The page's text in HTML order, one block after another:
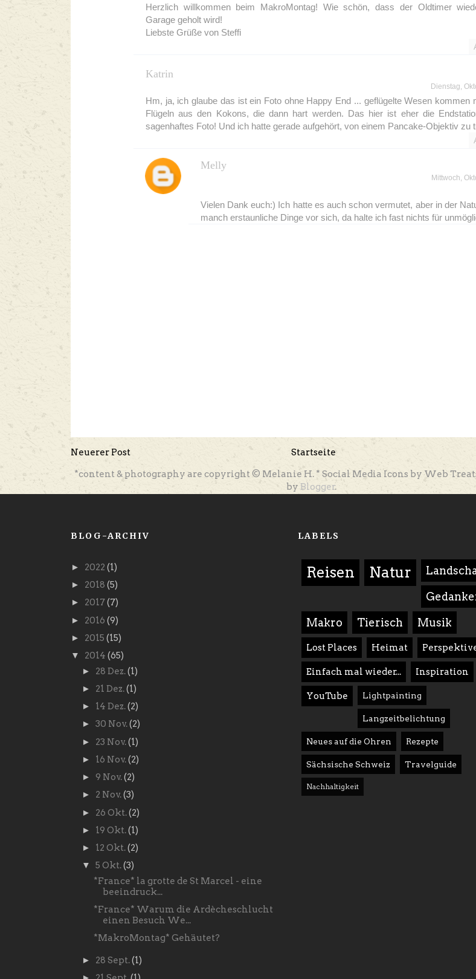
Herzlich willkommen beim MakroMontag! Wie schön, dass der Oldtimer
Garage geholt wird!
Liebste Grüße von Steffi
Katrin
Dienstag,
Hm, ja, ich glaube das ist ein Foto ohne Happy End ... geflügelte Wesen kommen
Flügeln aus den Kokons, die dann hart werden. Das hier ist eher die
sagenhaftes Foto! Und ich hatte gerade aufgehört, von einem Pancake-Objektiv zu
Melly
Mittwoch,
Vielen Dank euch:) Ich hatte es auch schon vermutet, aber in der
manch erstaunliche Dinge vor sich, da halte ich fast nichts für
Neuerer Post
Startseite
*content & photography are copyright © Melanie H. * Social Media Icons by Web
by Blogger.
BLOG-ARCHIV
► 2022 (1)
► 2018 (5)
► 2017(7)
► 2016 (9)
► 2015 (15)
▼ 2014 (65)
► 28 Dez.(1)
► 21 Dez.(1)
► 14 Dez.(2)
► 30 Nov.(2)
► 23 Nov.(1)
► 16 Nov.(2)
► 9 Nov.(2)
► 2 Nov.(3)
► 26 Okt.(2)
► 19 Okt.(1)
► 12 Okt.(2)
▼ 5 Okt.(3)
*France* la grotte de St Marcel - eine
beeindruck...
*France* Warum die Ardècheschlucht
einen Besuch We...
*MakroMontag* Gehäutet?
► 28 Sept.(1)
LABELS
Reisen Natur
Makro Tierisch Musik
Lost Places Heimat
Einfach mal wieder... Inspiration
YouTube Lightpainting
Langzeitbelichtung
Neues auf die Ohren Rezepte
Sächsische Schweiz Travelguide
Nachhaltigkeit